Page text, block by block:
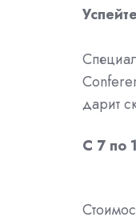
дарит
С 7 по